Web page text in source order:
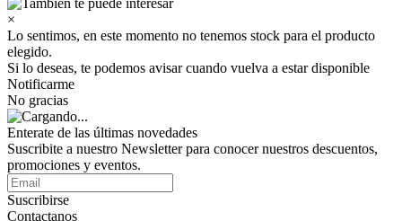
×
Lo sentimos, en este momento no tenemos stock para el producto
elegido.
Si lo deseas, te podemos avisar cuando vuelva a estar disponible
Notificarme
No gracias
Enterate de las últimas novedades
Suscribite a nuestro Newsletter para conocer nuestros descuentos,
promociones y eventos.
Suscribirse
Contactanos